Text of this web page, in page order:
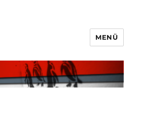
MENÜ